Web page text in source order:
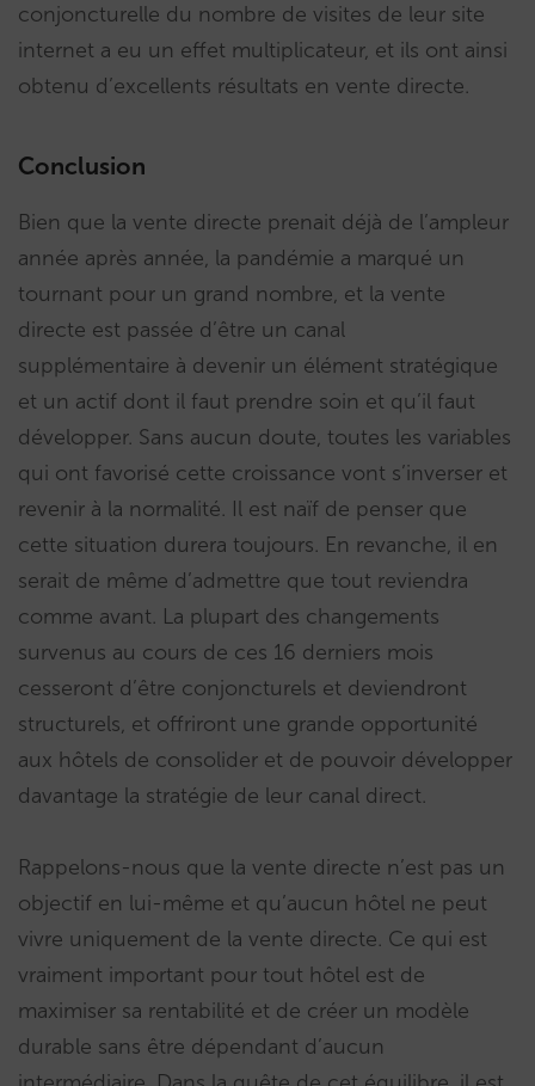
conjoncturelle du nombre de visites de leur site
internet a eu un effet multiplicateur, et ils ont ainsi
obtenu d’excellents résultats en vente directe.
Conclusion
Bien que la vente directe prenait déjà de l’ampleur
année après année, la pandémie a marqué un
tournant pour un grand nombre, et la vente
directe est passée d’être un canal
supplémentaire à devenir un élément stratégique
et un actif dont il faut prendre soin et qu’il faut
développer. Sans aucun doute, toutes les variables
qui ont favorisé cette croissance vont s’inverser et
revenir à la normalité. Il est naïf de penser que
cette situation durera toujours. En revanche, il en
serait de même d’admettre que tout reviendra
comme avant. La plupart des changements
survenus au cours de ces 16 derniers mois
cesseront d’être conjoncturels et deviendront
structurels, et offriront une grande opportunité
aux hôtels de consolider et de pouvoir développer
davantage la stratégie de leur canal direct.
Rappelons-nous que la vente directe n’est pas un
objectif en lui-même et qu’aucun hôtel ne peut
vivre uniquement de la vente directe. Ce qui est
vraiment important pour tout hôtel est de
maximiser sa rentabilité et de créer un modèle
durable sans être dépendant d’aucun